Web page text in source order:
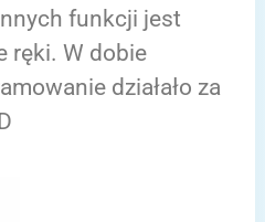
funkcji jest
ręki. W dobie
działało za